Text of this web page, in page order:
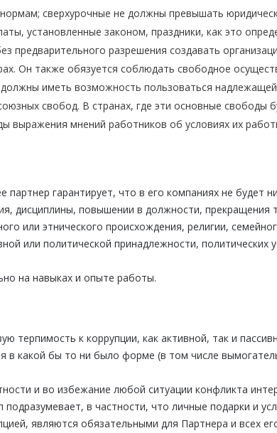
сверхурочные не должны превышать
установленные законом, праздники, как это
предварительного разрешения создавать
Он также обязуется соблюдать свободное
иметь возможность пользоваться
свобод. В странах, где эти основные свободы
мнений работников об условиях их
гарантирует, что в его компаниях не будет
дисциплины, повышении в должности,
или этнического происхождения, религии,
или политической принадлежности, политических
на навыках и опыте работы.
терпимость к коррупции, как активной, так и
какой бы то ни было форме (в том числе
и во избежание любой ситуации конфликта
в частности, что личные подарки и
являются обязательными для Партнера и всех